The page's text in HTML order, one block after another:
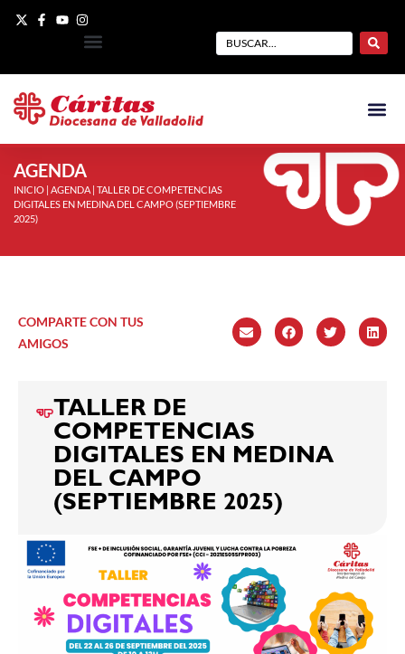
AGENDA
INICIO AGENDA TALLER DE COMPETENCIAS
DIGITALES EN MEDINA DEL CAMPO (SEPTIEMBRE
2025)
COMPARTE CON TUS
AMIGOS
TALLER DE
COMPETENCIAS
DIGITALES EN MEDINA
DEL CAMPO
(SEPTIEMBRE 2025)